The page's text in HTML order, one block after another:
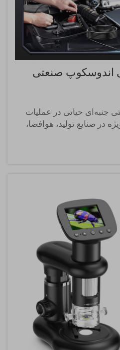
جنبه‌ای حیاتی در عملیات
در صنایع تولید، هوافضا،
می‌شود. هنگامی که
صنعتی برای تشخیص